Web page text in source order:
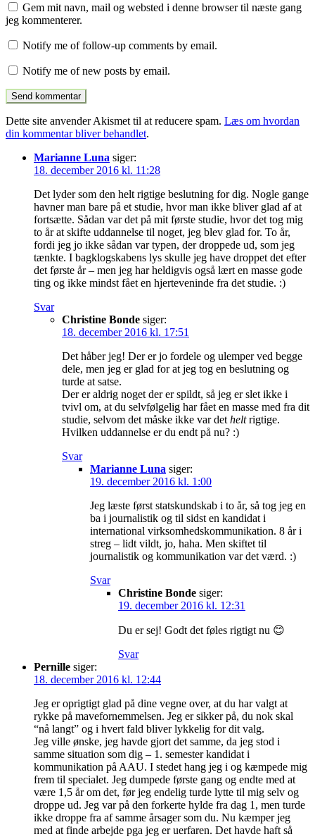
Gem mit navn, mail og websted i denne browser til næste gang
jeg kommenterer.
Notify me of follow-up comments by email.
Notify me of new posts by email.
Dette site anvender Akismet til at reducere spam. Læs om hvordan
din kommentar bliver behandlet.
Marianne Luna siger:
18. december 2016 kl. 11:28
Det lyder som den helt rigtige beslutning for dig. Nogle gange
havner man bare på et studie, hvor man ikke bliver glad af at
fortsætte. Sådan var det på mit første studie, hvor det tog mig
to år at skifte uddannelse til noget, jeg blev glad for. To år,
fordi jeg jo ikke sådan var typen, der droppede ud, som jeg
tænkte. I bagklogskabens lys skulle jeg have droppet det efter
det første år – men jeg har heldigvis også lært en masse gode
ting og ikke mindst fået en hjerteveninde fra det studie. :)
Svar
Christine Bonde siger:
18. december 2016 kl. 17:51
Det håber jeg! Der er jo fordele og ulemper ved begge
dele, men jeg er glad for at jeg tog en beslutning og
turde at satse.
Der er aldrig noget der er spildt, så jeg er slet ikke i
tvivl om, at du selvfølgelig har fået en masse med fra dit
studie, selvom det måske ikke var det heltrigtige.
Hvilken uddannelse er du endt på nu? :)
Svar
Marianne Luna siger:
19. december 2016 kl. 1:00
Jeg læste først statskundskab i to år, så tog jeg en
ba i journalistik og til sidst en kandidat i
international virksomhedskommunikation. 8 år i
streg – lidt vildt, jo, haha. Men skiftet til
journalistik og kommunikation var det værd. :)
Svar
Christine Bonde siger:
19. december 2016 kl. 12:31
Du er sej! Godt det føles rigtigt nu 😊
Svar
Pernille siger:
18. december 2016 kl. 12:44
Jeg er oprigtigt glad på dine vegne over, at du har valgt at
rykke på mavefornemmelsen. Jeg er sikker på, du nok skal
“nå langt” og i hvert fald bliver lykkelig for dit valg.
Jeg ville ønske, jeg havde gjort det samme, da jeg stod i
samme situation som dig – 1. semester kandidat i
kommunikation på AAU. I stedet hang jeg i og kæmpede mig
frem til specialet. Jeg dumpede første gang og endte med at
være 1,5 år om det, før jeg endelig turde lytte til mig selv og
droppe ud. Jeg var på den forkerte hylde fra dag 1, men turde
ikke droppe fra af samme årsager som du. Nu kæmper jeg
med at finde arbejde pga jeg er uerfaren. Det havde haft så